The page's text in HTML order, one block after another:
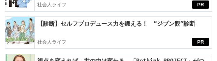
PR
社会人ライフ
PR
【診断】セルフプロデュース力を鍛える！ “ジブン観”診断
社会人ライフ